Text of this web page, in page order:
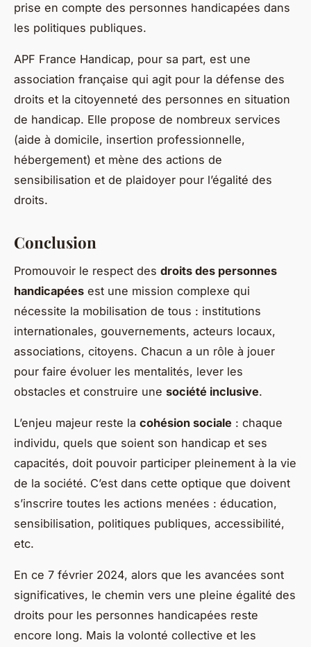
prise en compte des personnes handicapées dans
les politiques publiques.
APF France Handicap, pour sa part, est une
association française qui agit pour la défense des
droits et la citoyenneté des personnes en situation
de handicap. Elle propose de nombreux services
(aide à domicile, insertion professionnelle,
hébergement) et mène des actions de
sensibilisation et de plaidoyer pour l’égalité des
droits.
Conclusion
Promouvoir le respect des droits des personnes
handicapées est une mission complexe qui
nécessite la mobilisation de tous : institutions
internationales, gouvernements, acteurs locaux,
associations, citoyens. Chacun a un rôle à jouer
pour faire évoluer les mentalités, lever les
obstacles et construire une société inclusive.
L’enjeu majeur reste la cohésion sociale : chaque
individu, quels que soient son handicap et ses
capacités, doit pouvoir participer pleinement à la vie
de la société. C’est dans cette optique que doivent
s’inscrire toutes les actions menées : éducation,
sensibilisation, politiques publiques, accessibilité,
etc.
En ce 7 février 2024, alors que les avancées sont
significatives, le chemin vers une pleine égalité des
droits pour les personnes handicapées reste
encore long. Mais la volonté collective et les